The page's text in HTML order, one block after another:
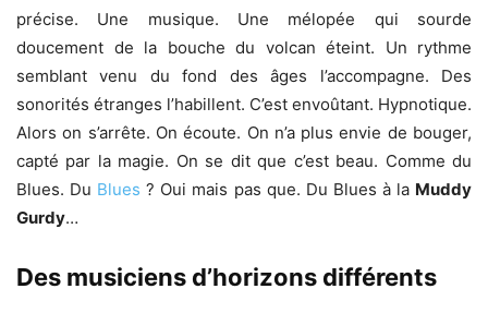
précise. Une musique. Une mélopée qui sourde
doucement de la bouche du volcan éteint. Un rythme
semblant venu du fond des âges l’accompagne. Des
sonorités étranges l’habillent. C’est envoûtant. Hypnotique.
Alors on s’arrête. On écoute. On n’a plus envie de bouger,
capté par la magie. On se dit que c’est beau. Comme du
Blues. Du Blues ? Oui mais pas que. Du Blues à la Muddy
Gurdy…
Des musiciens d’horizons différents